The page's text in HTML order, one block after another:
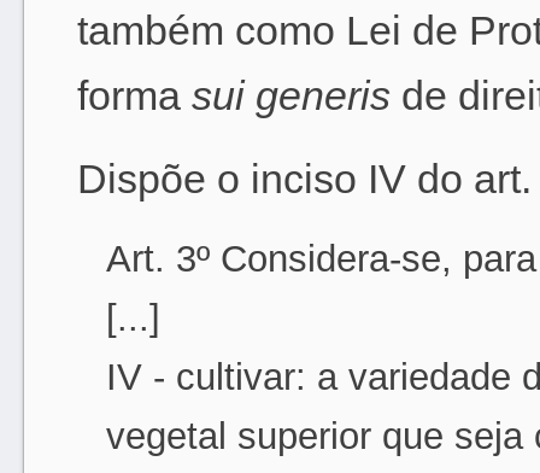
também como Lei de
forma sui generis de
Dispõe o inciso IV do art.
Art. 3º Considera-se,
[...]
IV - cultivar: a variedade
vegetal superior que